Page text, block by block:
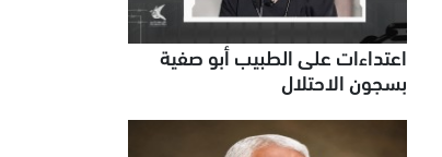
اعتداءات على الطبيب أبو صفية
بسجون الاحتلال